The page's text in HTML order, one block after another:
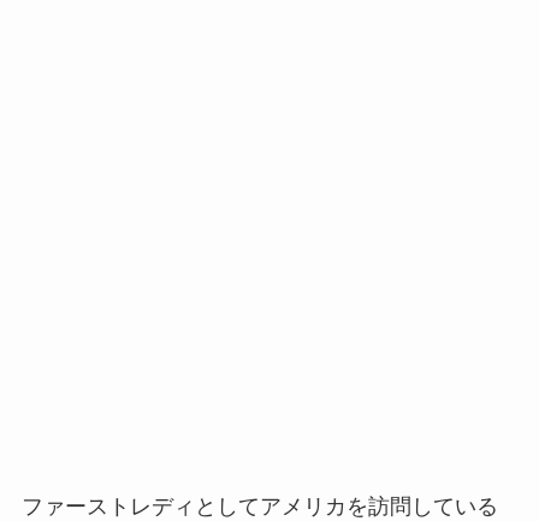
ファーストレディとしてアメリカを訪問している